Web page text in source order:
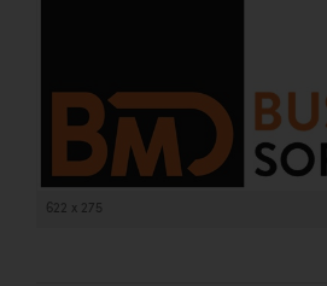
kunden basics
622 x 275